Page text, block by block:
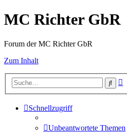
MC Richter GbR
Forum der MC Richter GbR
Zum Inhalt
Suche
Schnellzugriff
Unbeantwortete Themen